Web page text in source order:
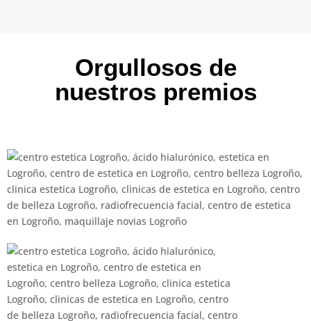
Orgullosos de
nuestros premios